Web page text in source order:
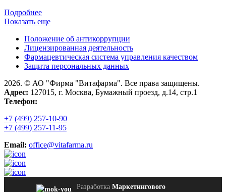
Подробнее
Показать еще
Положение об антикоррупции
Лицензированная деятельность
Фармацевтическая система управления качеством
Защита персональных данных
2026. © АО "Фирма "Витафарма". Все права защищены.
Адрес: 127015, г. Москва, Бумажный проезд, д.14, стр.1
Телефон:
+7 (499) 257-10-90
+7 (499) 257-11-95
Email: office@vitafarma.ru
РазработкаМаркетингового